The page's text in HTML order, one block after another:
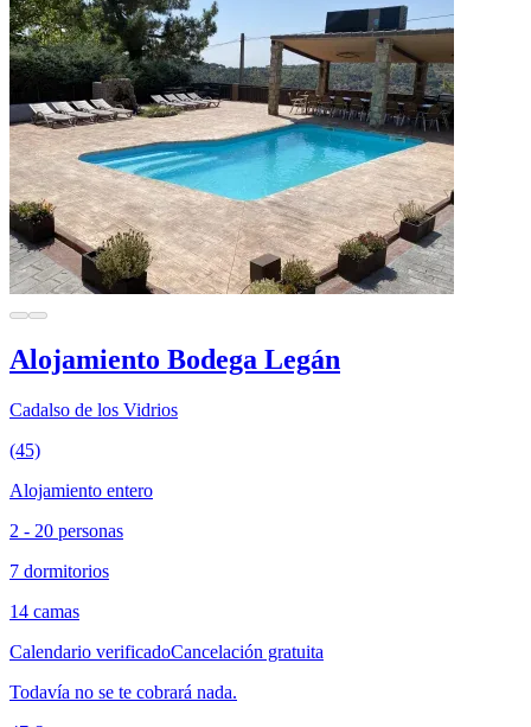
Alojamiento Bodega Legán
Cadalso de los Vidrios
(45)
Alojamiento entero
2 - 20 personas
7 dormitorios
14 camas
Calendario verificadoCancelación gratuita
Todavía no se te cobrará nada.